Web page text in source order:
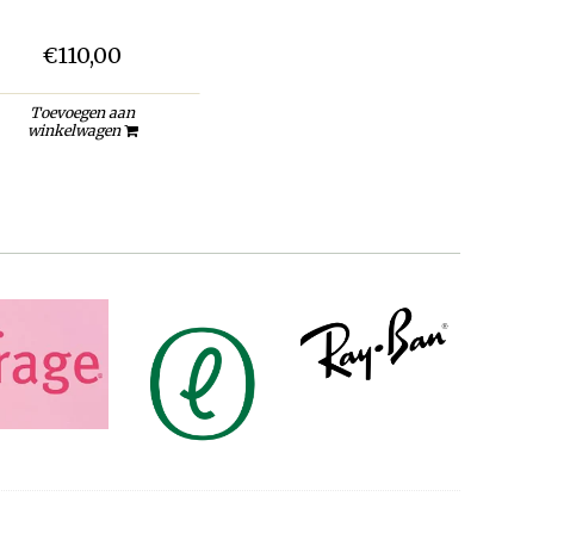
€110,00
Toevoegen aan
winkelwagen